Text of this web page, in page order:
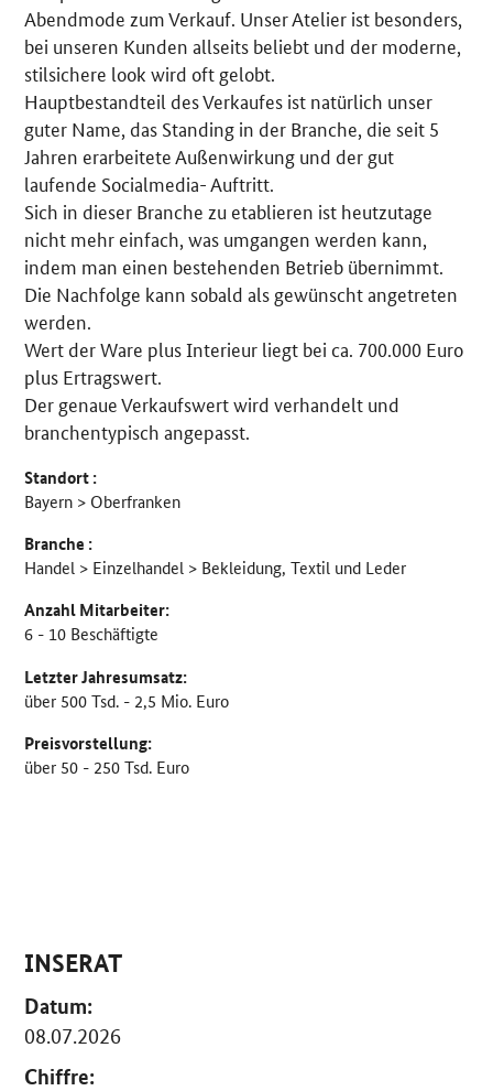
Abendmode zum Verkauf. Unser Atelier ist besonders,
bei unseren Kunden allseits beliebt und der moderne,
stilsichere look wird oft gelobt.
Hauptbestandteil des Verkaufes ist natürlich unser
guter Name, das Standing in der Branche, die seit 5
Jahren erarbeitete Außenwirkung und der gut
laufende Socialmedia- Auftritt.
Sich in dieser Branche zu etablieren ist heutzutage
nicht mehr einfach, was umgangen werden kann,
indem man einen bestehenden Betrieb übernimmt.
Die Nachfolge kann sobald als gewünscht angetreten
werden.
Wert der Ware plus Interieur liegt bei ca. 700.000 Euro
plus Ertragswert.
Der genaue Verkaufswert wird verhandelt und
branchentypisch angepasst.
Standort :
Bayern > Oberfranken
Branche :
Handel > Einzelhandel > Bekleidung, Textil und Leder
Anzahl Mitarbeiter:
6 - 10 Beschäftigte
Letzter Jahresumsatz:
über 500 Tsd. - 2,5 Mio. Euro
Preisvorstellung:
über 50 - 250 Tsd. Euro
INSERAT
Datum:
08.07.2026
Chiffre: